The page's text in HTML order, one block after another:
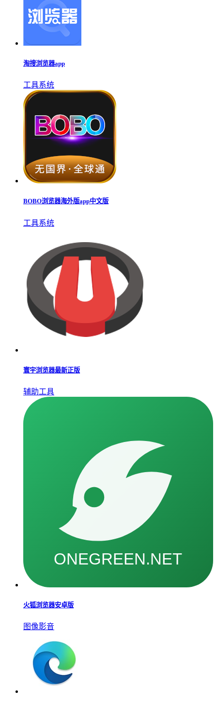
淘搜浏览器app
工具系统
BOBO浏览器海外版app中文版
工具系统
寰宇浏览器最新正版
辅助工具
火狐浏览器安卓版
图像影音